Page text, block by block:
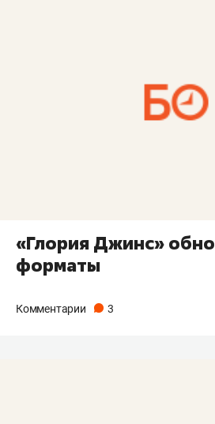
«Глория Джинс»
форматы
Комментарии 3